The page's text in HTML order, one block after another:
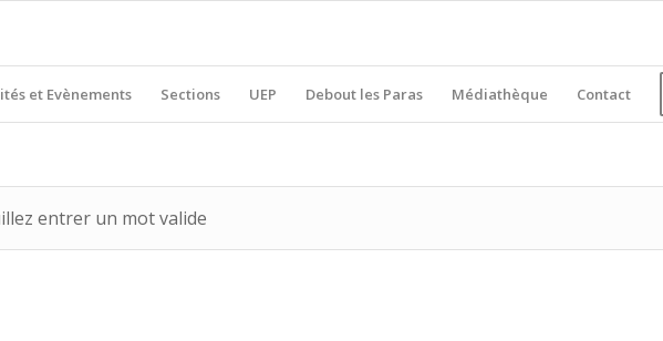
et Evènements Sections UEP Debout les Paras Médiathèque Contact
entrer un mot valide